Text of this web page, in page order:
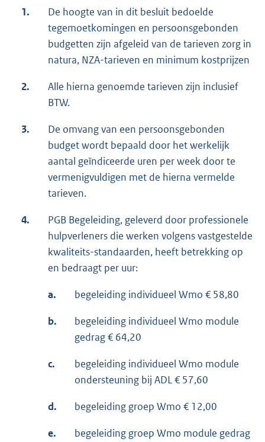
1.
De hoogte van in dit besluit bedoelde
tegemoetkomingen en persoonsgebonden
budgetten zijn afgeleid van de tarieven zorg in
natura, NZA-tarieven en minimum kostprijzen
2.
Alle hierna genoemde tarieven zijn inclusief
BTW.
3.
De omvang van een persoonsgebonden
budget wordt bepaald door het werkelijk
aantal geïndiceerde uren per week door te
vermenigvuldigen met de hierna vermelde
tarieven.
4.
PGB Begeleiding, geleverd door professionele
hulpverleners die werken volgens vastgestelde
kwaliteits-standaarden, heeft betrekking op
en bedraagt per uur:
a. begeleiding individueel Wmo € 58,80
b.
begeleiding individueel Wmo module
gedrag € 64,20
c.
begeleiding individueel Wmo module
ondersteuning bij ADL € 57,60
d. begeleiding groep Wmo € 12,00
e.
begeleiding groep Wmo module gedrag